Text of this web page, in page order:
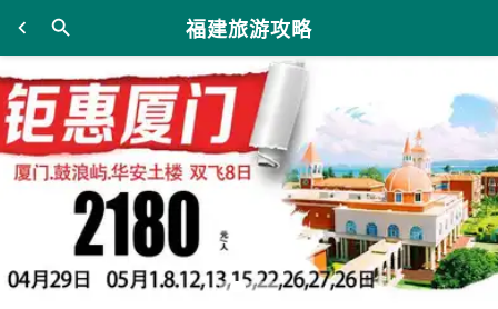
福建旅游攻略